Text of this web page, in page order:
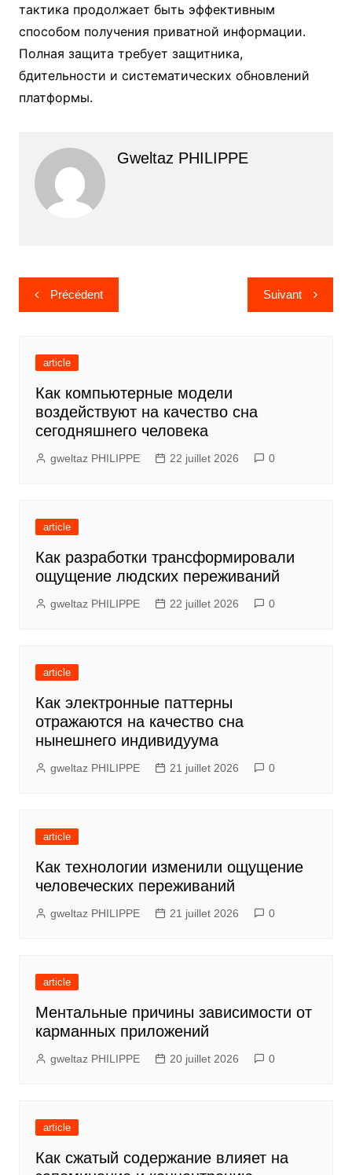
тактика продолжает быть эффективным
способом получения приватной информации.
Полная защита требует защитника,
бдительности и систематических обновлений
платформы.
Gweltaz PHILIPPE
Navigation
de
Précédent Suivant
article
Как компьютерные модели
воздействуют на качество сна
сегодняшнего человека
gweltaz PHILIPPE 22 juillet 2026 0
article
Как разработки трансформировали
ощущение людских переживаний
gweltaz PHILIPPE 22 juillet 2026 0
article
Как электронные паттерны
отражаются на качество сна
нынешнего индивидуума
gweltaz PHILIPPE 21 juillet 2026 0
article
Как технологии изменили ощущение
человеческих переживаний
gweltaz PHILIPPE 21 juillet 2026 0
article
Ментальные причины зависимости от
карманных приложений
gweltaz PHILIPPE 20 juillet 2026 0
article
Как сжатый содержание влияет на